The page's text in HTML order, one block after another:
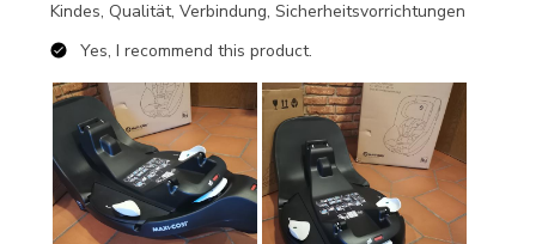
Kindes, Qualität, Verbindung, Sicherheitsvorrichtungen
Yes, I recommend this product.